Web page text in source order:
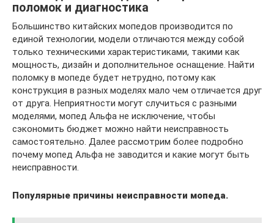
поломок и диагностика
Большинство китайских мопедов производится по
единой технологии, модели отличаются между собой
только техническими характеристиками, такими как
мощность, дизайн и дополнительное оснащение. Найти
поломку в мопеде будет нетрудно, потому как
конструкция в разных моделях мало чем отличается друг
от друга. Неприятности могут случиться с разными
моделями, мопед Альфа не исключение, чтобы
сэкономить бюджет можно найти неисправность
самостоятельно. Далее рассмотрим более подробно
почему мопед Альфа не заводится и какие могут быть
неисправности.
Популярные причины неисправности мопеда.